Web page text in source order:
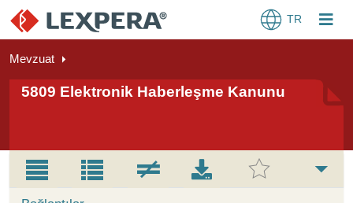
TR
Mevzuat
5809 Elektronik Haberleşme Kanunu